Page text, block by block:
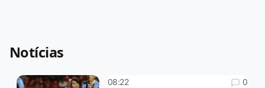
Notícias
08:22 0